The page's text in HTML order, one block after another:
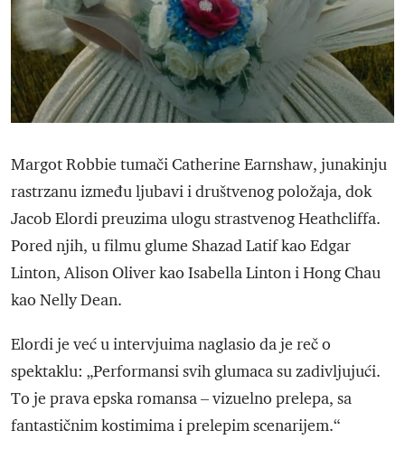
Margot Robbie tumači Catherine Earnshaw, junakinju
rastrzanu između ljubavi i društvenog položaja, dok
Jacob Elordi preuzima ulogu strastvenog Heathcliffa.
Pored njih, u filmu glume Shazad Latif kao Edgar
Linton, Alison Oliver kao Isabella Linton i Hong Chau
kao Nelly Dean.
Elordi je već u intervjuima naglasio da je reč o
spektaklu: „Performansi svih glumaca su zadivljujući.
To je prava epska romansa – vizuelno prelepa, sa
fantastičnim kostimima i prelepim scenarijem.“